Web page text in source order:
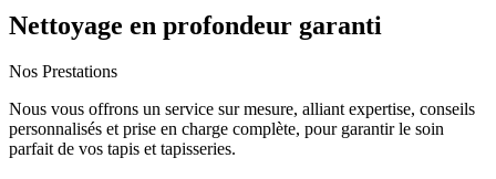
Nettoyage en profondeur garanti
Nos Prestations
Nous vous offrons un service sur mesure, alliant expertise, conseils
personnalisés et prise en charge complète, pour garantir le soin
parfait de vos tapis et tapisseries.